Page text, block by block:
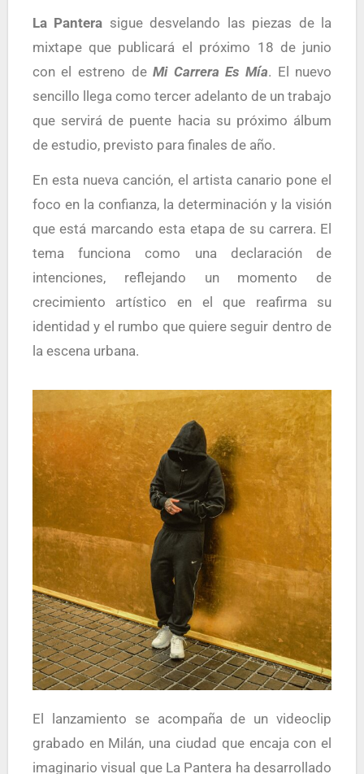
La Pantera sigue desvelando las piezas de la
mixtape que publicará el próximo 18 de junio
con el estreno deMi Carrera Es Mía. El nuevo
sencillo llega como tercer adelanto de un trabajo
que servirá de puente hacia su próximo álbum
de estudio, previsto para finales de año.
En esta nueva canción, el artista canario pone el
foco en la confianza, la determinación y la visión
que está marcando esta etapa de su carrera. El
tema funciona como una declaración de
intenciones, reflejando un momento de
crecimiento artístico en el que reafirma su
identidad y el rumbo que quiere seguir dentro de
la escena urbana.
El lanzamiento se acompaña de un videoclip
grabado en Milán, una ciudad que encaja con el
imaginario visual que La Pantera ha desarrollado